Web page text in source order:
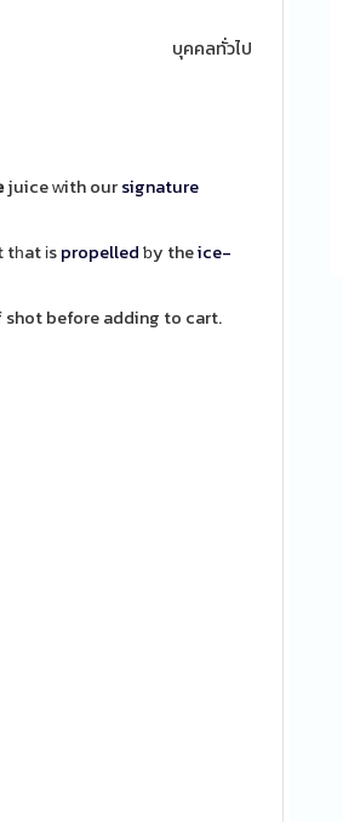
บุคคลทั่วไป
juice ԝith oursignature
іspropelledƅy theice-
before adding to cart.